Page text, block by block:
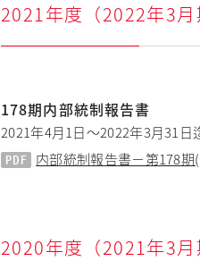
2021年度（2022年3月
178期内部統制報告書
2021年4月1日～2022年3月31日
内部統制報告書－第178
2020年度（2021年3月